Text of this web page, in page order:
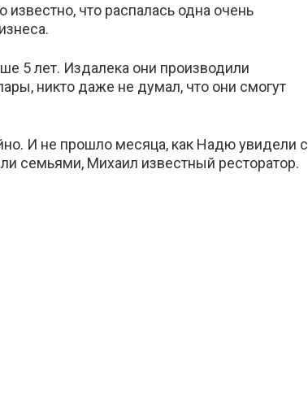
что распалась одна очень
5 лет. Издалека они производили
никто даже не думал, что они смогут
И не прошло месяца, как Надю увидели с
семьями, Михаил известный ресторатор.